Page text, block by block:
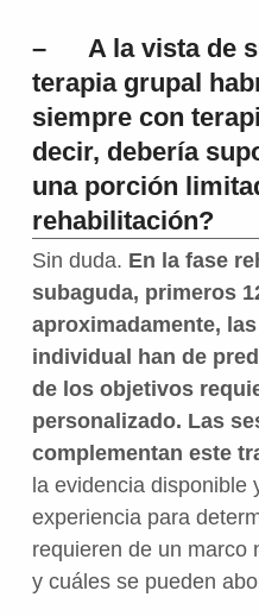
– A la vista de
terapia grupal
siempre con
decir, debería
una porción
rehabilitación?
Sin duda. En la fase
subaguda, primeros
aproximadamente,
individual han de
de los objetivos
personalizado. Las
complementan este
la evidencia disponible
experiencia para
requieren de un marco
y cuáles se pueden